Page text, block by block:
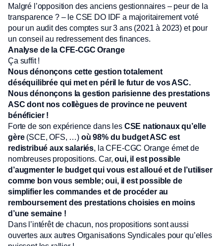
Malgré l’opposition des anciens gestionnaires – peur de la
transparence ? – le CSE DO IDF a majoritairement voté
pour un audit des comptes sur 3 ans (2021 à 2023) et pour
un conseil au redressement des finances.
Analyse de la CFE-CGC Orange
Ça suffit !
Nous dénonçons cette gestion totalement
déséquilibrée qui met en péril le futur de vos ASC.
Nous dénonçons la gestion parisienne des prestations
ASC dont nos collègues de province ne peuvent
bénéficier !
Forte de son expérience dans les CSE nationaux qu’elle
gère (SCE, OFS, …) où 98% du budget ASC est
redistribué aux salariés, la CFE-CGC Orange émet de
nombreuses propositions. Car,oui, il est possible
d’augmenter le budget qui vous est alloué et de l’utiliser
comme bon vous semble; oui, il est possible de
simplifier les commandes et de procéder au
remboursement des prestations choisies en moins
d’une semaine !
Dans l’intérêt de chacun, nos propositions sont aussi
ouvertes aux autres Organisations Syndicales pour qu’elles